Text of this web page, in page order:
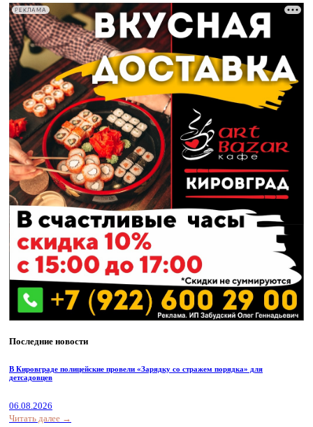
РЕКЛАМА
Последние новости
В Кировграде полицейские провели «Зарядку со стражем порядка» для
детсадовцев
06.08.2026
Читать далее →